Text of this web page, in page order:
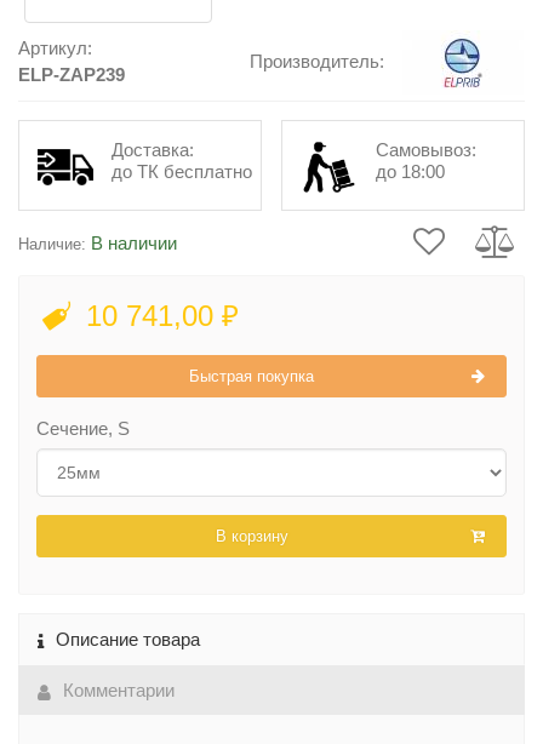
Артикул:
ELP-ZAP239
Производитель:
Доставка:
до ТК бесплатно
Самовывоз:
до 18:00
Наличие: В наличии
10 741,00 ₽
Быстрая покупка
Сечение, S
В корзину
Описание товара
Комментарии